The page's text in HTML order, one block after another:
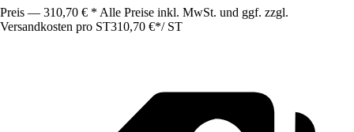
Preis — 310,70 € * Alle Preise inkl. MwSt. und ggf. zzgl.
Versandkosten pro ST310,70 €*/ ST